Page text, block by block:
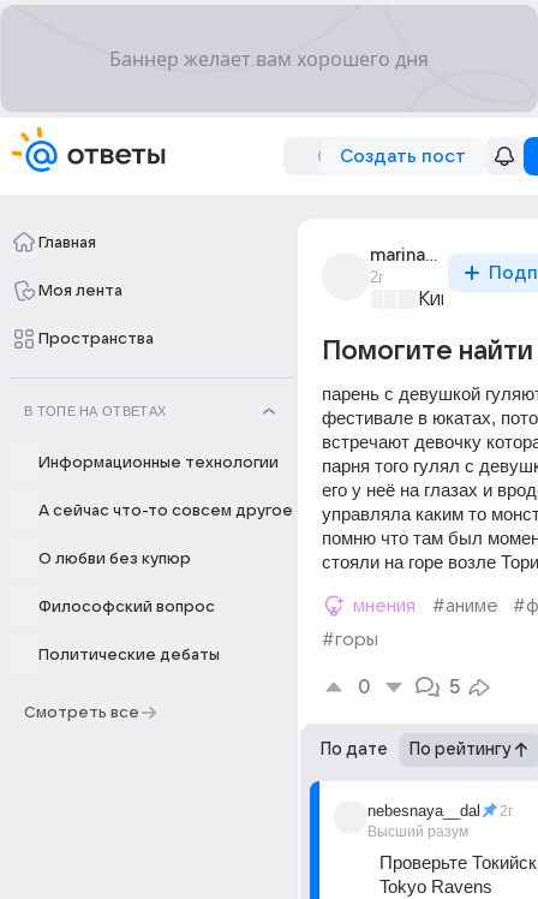
Создать пост
Главная
Моя лента
Пространства
В ТОПЕ НА ОТВЕТАХ
Информационные технологии
А сейчас что-то совсем другое
О любви без купюр
Философский вопрос
Политические дебаты
Смотреть все
marina_vogus
2г
Киномания
Помогите
парень с девушкой
фестивале в юкатах,
встречают девочку
парня того гулял с
его у неё на глазах и
управляла каким то
помню что там был
стояли на горе возле
мнения #аниме
#горы
0 5
По дате По рейтингу
nebesnaya__dal
Высший разум
2г
Проверьте
Tokyo Ravens